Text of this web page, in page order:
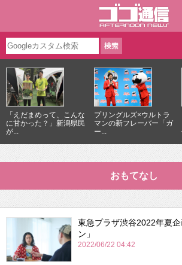
「えだまめって、こんな
に甘かった？」新潟県民
が...
プリングルズ×ウルトラ
マンの新フレーバー「ガ
ー...
おもてなし
東急プラザ渋谷2022年夏
ン」
2022/06/22 04:42